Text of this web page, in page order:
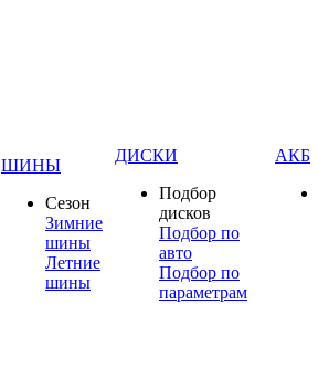
ШИНЫ
Сезон
Зимние
шины
Летние
шины
ДИСКИ
Подбор
дисков
Подбор по
авто
Подбор по
параметрам
АКБ